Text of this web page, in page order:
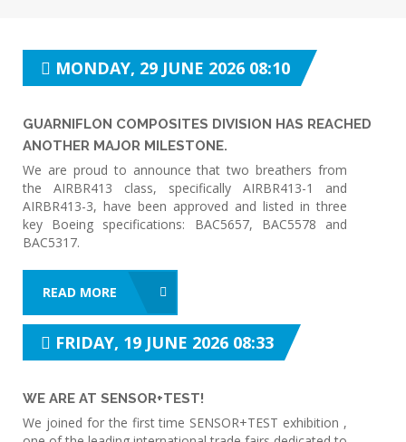
MONDAY, 29 JUNE 2026 08:10
GUARNIFLON COMPOSITES DIVISION HAS REACHED
ANOTHER MAJOR MILESTONE.
We are proud to announce that two breathers from
the AIRBR413 class, specifically AIRBR413-1 and
AIRBR413-3, have been approved and listed in three
key Boeing specifications: BAC5657, BAC5578 and
BAC5317.
READ MORE
FRIDAY, 19 JUNE 2026 08:33
WE ARE AT SENSOR+TEST!
We joined for the first time SENSOR+TEST exhibition ,